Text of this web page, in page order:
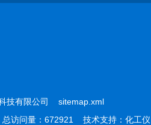
技有限公司 sitemap.xml
访问量：672921 技术支持： 化工仪